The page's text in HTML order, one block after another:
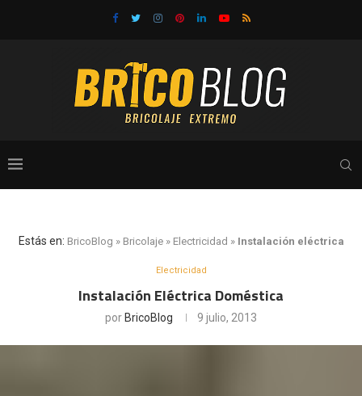
Estás en: BricoBlog » Bricolaje» Electricidad » Instalación eléctrica
Electricidad
Instalación Eléctrica Doméstica
porBricoBlog 9 julio, 2013